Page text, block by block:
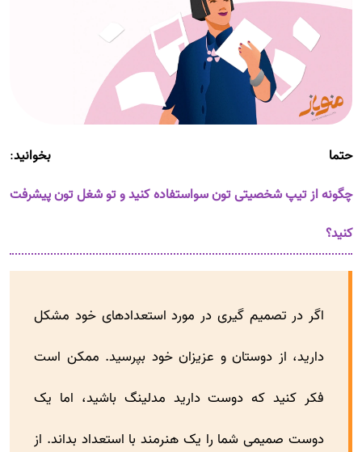
حتما بخوانید:
چگونه از تیپ شخصیتی تون سواستفاده کنید و تو شغل تون پیشرفت
کنید؟
اگر در تصمیم گیری در مورد استعدادهای خود مشکل
دارید، از دوستان و عزیزان خود بپرسید. ممکن است
فکر کنید که دوست دارید مدلینگ باشید، اما یک
دوست صمیمی شما را یک هنرمند با استعداد بداند. از